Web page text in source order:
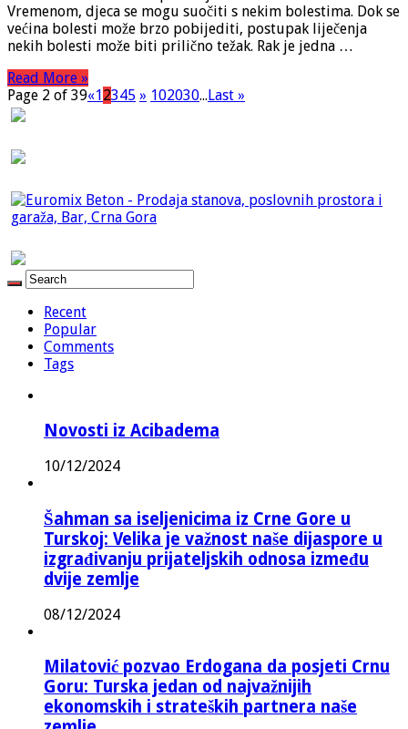
Vremenom, djeca se mogu suočiti s nekim bolestima. Dok se
većina bolesti može brzo pobijediti, postupak liječenja
nekih bolesti može biti prilično težak. Rak je jedna …
Read More »
Page 2 of 39«12345 » 102030...Last »
Recent
Popular
Comments
Tags
Novosti iz Acibadema
10/12/2024
Šahman sa iseljenicima iz Crne Gore u
Turskoj: Velika je važnost naše dijaspore u
izgrađivanju prijateljskih odnosa između
dvije zemlje
08/12/2024
Milatović pozvao Erdogana da posjeti Crnu
Goru: Turska jedan od najvažnijih
ekonomskih i strateških partnera naše